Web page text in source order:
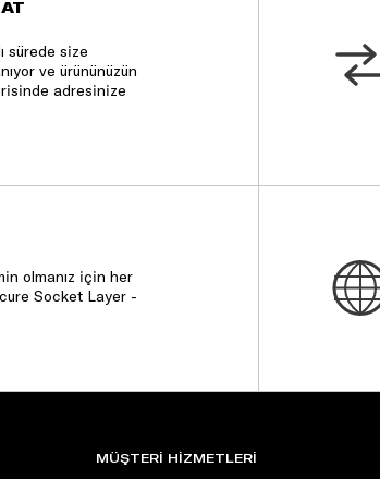
sürede size
ve ürününüzün
adresinize
olmanız için her
Socket Layer -
MÜŞTERİ HİZMETLERİ